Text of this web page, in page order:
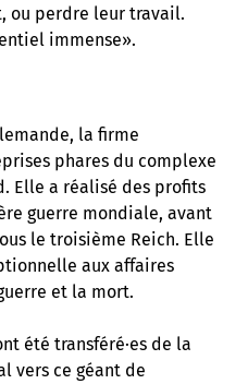
ou perdre leur travail.
immense».
la firme
phares du complexe
Elle a réalisé des profits
guerre mondiale, avant
le troisième Reich. Elle
aux affaires
et la mort.
été transféré·es de la
vers ce géant de